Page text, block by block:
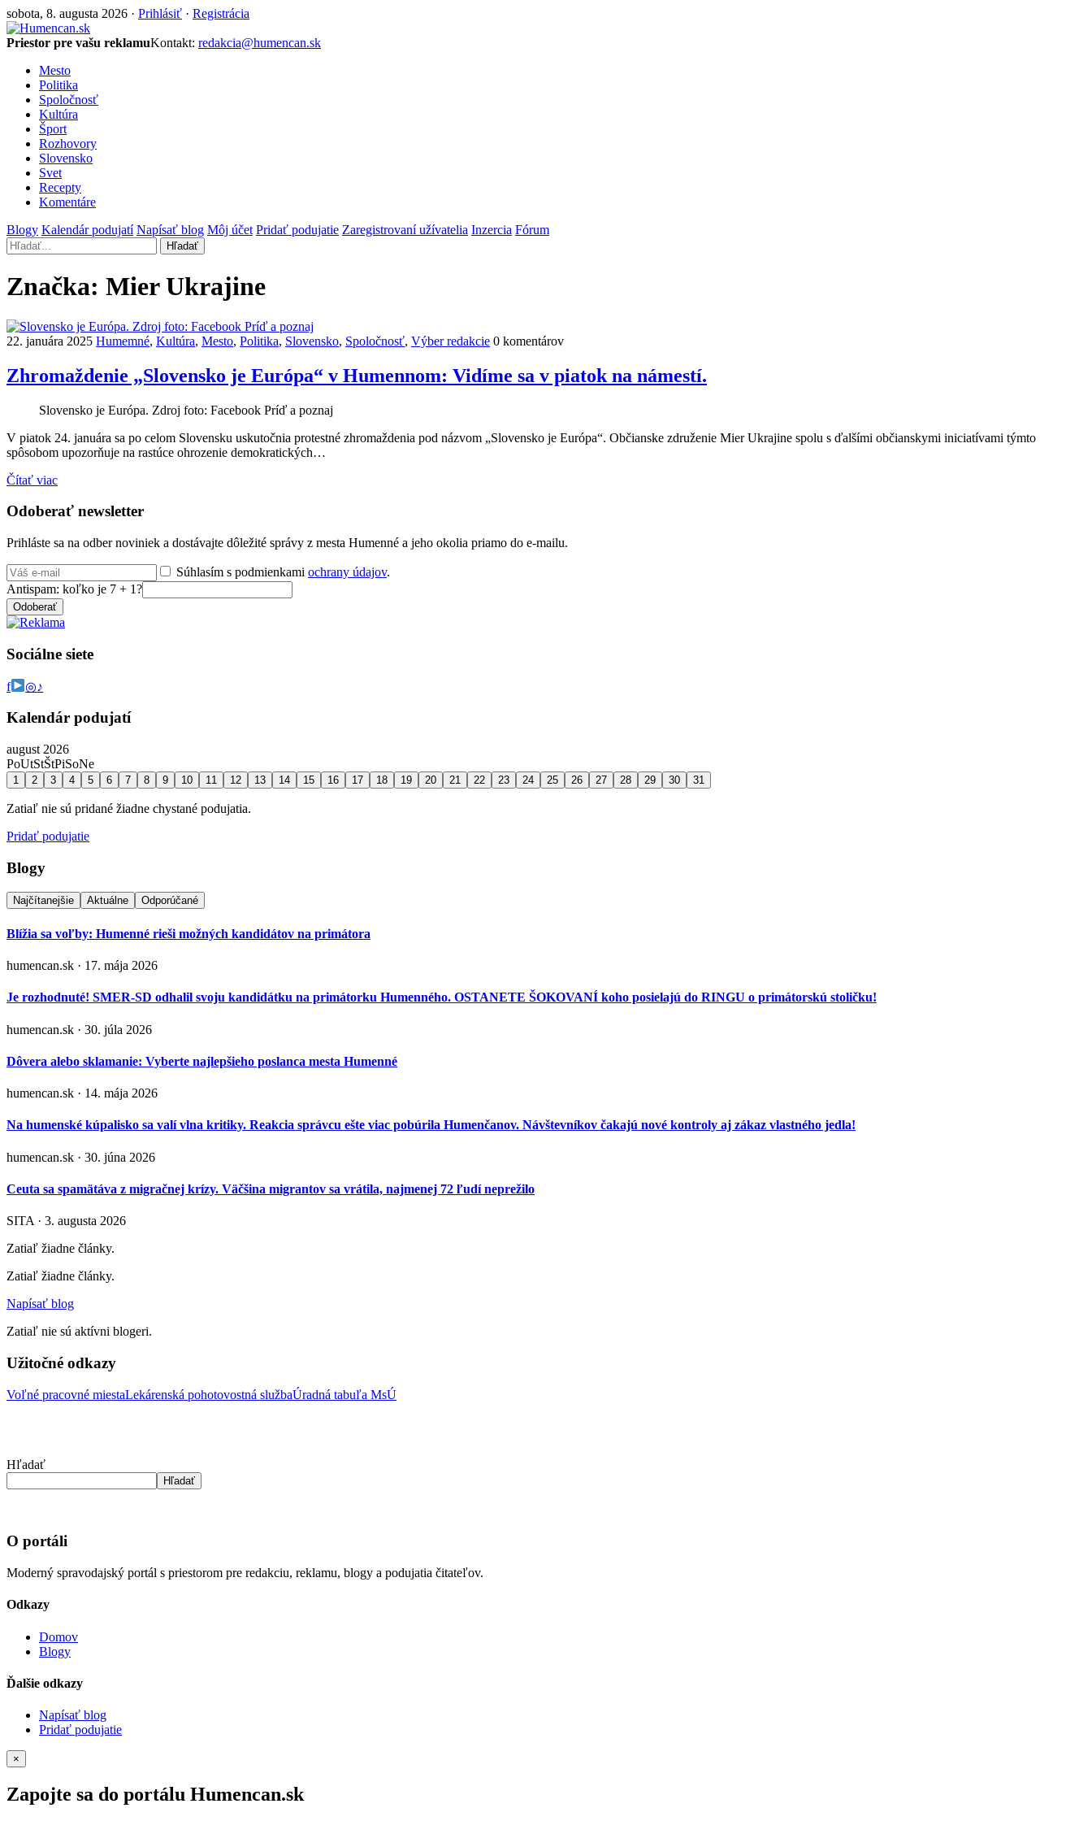
sobota, 8. augusta 2026 · Prihlásiť · Registrácia
Priestor pre vašu reklamuKontakt: redakcia@humencan.sk
Mesto
Politika
Spoločnosť
Kultúra
Šport
Rozhovory
Slovensko
Svet
Recepty
Komentáre
Blogy Kalendár podujatí Napísať blog Môj účet Pridať podujatie Zaregistrovaní užívatelia Inzercia Fórum
Hľadať
Značka: Mier Ukrajine
22. januára 2025 Humemné, Kultúra, Mesto, Politika, Slovensko, Spoločnosť, Výber redakcie 0 komentárov
Zhromaždenie „Slovensko je Európa“ v Humennom: Vidíme sa v piatok na námestí.
Slovensko je Európa. Zdroj foto: Facebook Príď a poznaj
V piatok 24. januára sa po celom Slovensku uskutočnia protestné zhromaždenia pod názvom „Slovensko je Európa“. Občianske združenie Mier Ukrajine spolu s ďalšími občianskymi iniciatívami týmto
spôsobom upozorňuje na rastúce ohrozenie demokratických…
Čítať viac
Odoberať newsletter
Prihláste sa na odber noviniek a dostávajte dôležité správy z mesta Humenné a jeho okolia priamo do e-mailu.
Súhlasím s podmienkami ochrany údajov.
Antispam: koľko je 7 + 1?
Odoberať
Sociálne siete
f ◎♪
Kalendár podujatí
august 2026
PoUtStŠtPiSoNe
1 2 3 4 5 6 7 8 9 10 11 12 13 14 15 16 17 18 19 20 21 22 23 24 25 26 27 28 29 30 31
Zatiaľ nie sú pridané žiadne chystané podujatia.
Pridať podujatie
Blogy
Najčítanejšie Aktuálne Odporúčané
Blížia sa voľby: Humenné rieši možných kandidátov na primátora
humencan.sk · 17. mája 2026
Je rozhodnuté! SMER-SD odhalil svoju kandidátku na primátorku Humenného. OSTANETE ŠOKOVANÍ koho posielajú do RINGU o primátorskú stoličku!
humencan.sk · 30. júla 2026
Dôvera alebo sklamanie: Vyberte najlepšieho poslanca mesta Humenné
humencan.sk · 14. mája 2026
Na humenské kúpalisko sa valí vlna kritiky. Reakcia správcu ešte viac pobúrila Humenčanov. Návštevníkov čakajú nové kontroly aj zákaz vlastného jedla!
humencan.sk · 30. júna 2026
Ceuta sa spamätáva z migračnej krízy. Väčšina migrantov sa vrátila, najmenej 72 ľudí neprežilo
SITA · 3. augusta 2026
Zatiaľ žiadne články.
Zatiaľ žiadne články.
Napísať blog
Zatiaľ nie sú aktívni blogeri.
Užitočné odkazy
Voľné pracovné miestaLekárenská pohotovostná službaÚradná tabuľa MsÚ
Hľadať
Hľadať
O portáli
Moderný spravodajský portál s priestorom pre redakciu, reklamu, blogy a podujatia čitateľov.
Odkazy
Domov
Blogy
Ďalšie odkazy
Napísať blog
Pridať podujatie
×
Zapojte sa do portálu Humencan.sk